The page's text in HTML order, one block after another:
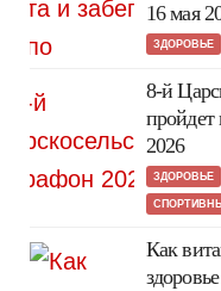
16 мая
ЗДОРОВЬЕ
8-й
пройдет
2026
ЗДОРОВЬЕ
Как